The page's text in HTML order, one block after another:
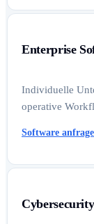
Enterprise
Individuelle
operative
Software
Cybersecurity